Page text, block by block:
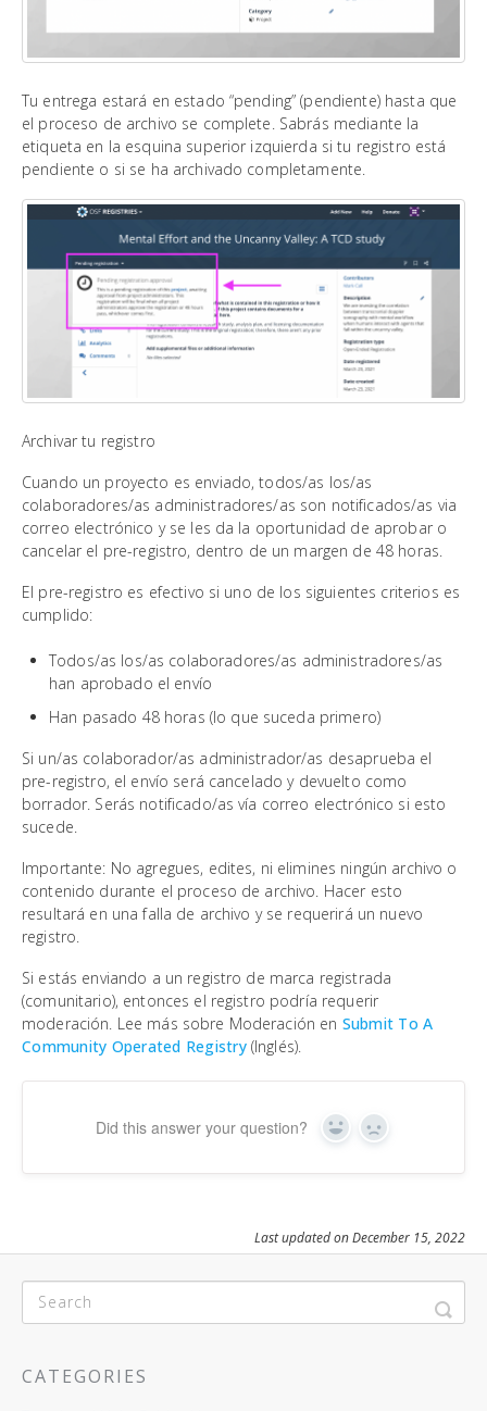
Tu entrega estará en estado “pending” (pendiente) hasta que
el proceso de archivo se complete. Sabrás mediante la
etiqueta en la esquina superior izquierda si tu registro está
pendiente o si se ha archivado completamente.
Archivar tu registro
Cuando un proyecto es enviado, todos/as los/as
colaboradores/as administradores/as son notificados/as via
correo electrónico y se les da la oportunidad de aprobar o
cancelar el pre-registro, dentro de un margen de 48 horas.
El pre-registro es efectivo si uno de los siguientes criterios es
cumplido:
Todos/as los/as colaboradores/as administradores/as
han aprobado el envío
Han pasado 48 horas (lo que suceda primero)
Si un/as colaborador/as administrador/as desaprueba el
pre-registro, el envío será cancelado y devuelto como
borrador. Serás notificado/as vía correo electrónico si esto
sucede.
Importante: No agregues, edites, ni elimines ningún archivo o
contenido durante el proceso de archivo. Hacer esto
resultará en una falla de archivo y se requerirá un nuevo
registro.
Si estás enviando a un registro de marca registrada
(comunitario), entonces el registro podría requerir
moderación. Lee más sobre Moderación en Submit To A
Community Operated Registry(Inglés).
Did this answer your question? Yes No
Last updated on December 15, 2022
CATEGORIES